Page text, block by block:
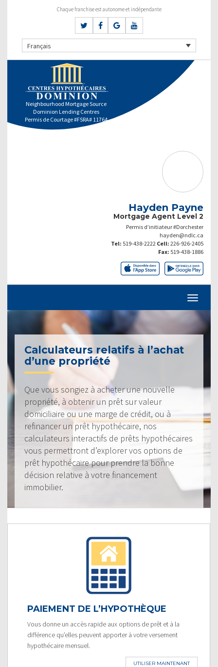
Chaque franchise est autonome et indépendante
Français
Neighbourhood Mortgage Source
Dominion Lending Centres
Permis de Courtage #FSRA# 11764
Hayden Payne
Mortgage Agent Level 2
Permis d’initiateur #Dorchester
hayden@ndlc.ca
Tel: 519-438-2222 Cell: 226-926-2405
Fax: 519-438-1886
Calculateurs relatifs à l’achat
d’une propriété
Que vous songiez à acheter une nouvelle
propriété, à obtenir un prêt sur valeur
domiciliaire ou une marge de crédit, ou à
refinancer un prêt hypothécaire, nos
calculateurs interactifs de prêts hypothécaires
vous permettront d’explorer vos options de
prêt hypothécaire pour prendre la bonne
décision relative à votre financement
immobilier.
PAIEMENT DE L’HYPOTHÈQUE
Vous donne un accès rapide aux options de prêt et à la
différence qu’elles peuvent apporter à votre versement
hypothécaire mensuel.
UTILISER MAINTENANT